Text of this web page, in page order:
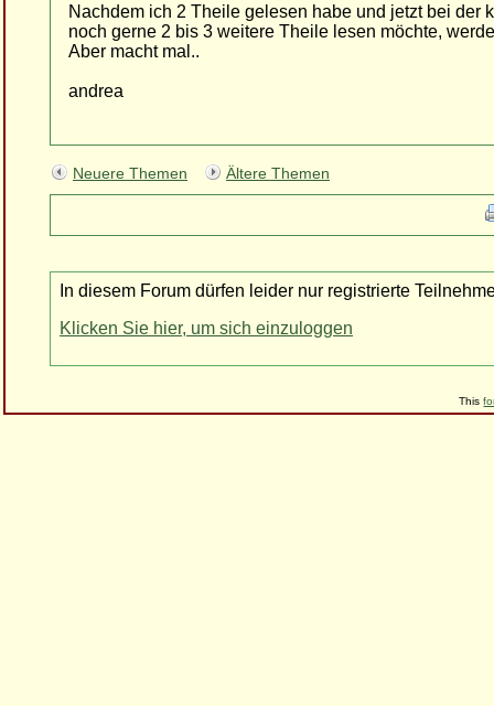
Nachdem ich 2 Theile gelesen habe und jetzt bei der
noch gerne 2 bis 3 weitere Theile lesen möchte,
Aber macht mal..
andrea
Neuere Themen Ältere Themen
In diesem Forum dürfen leider nur registrierte
Klicken Sie hier, um sich einzuloggen
This